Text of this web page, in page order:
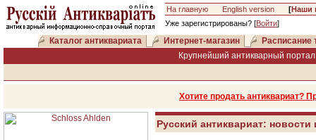
На главную English version [Наши
Уже зарегистрированы? [Войти]
Каталог антиквариата Интернет-магазин
Расписание
Крупнейший антикварный
Хотите продать антиквариат?
Русский антиквариат: